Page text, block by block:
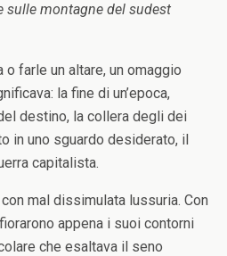
sulle montagne del sudest
farle un altare, un omaggio
la fine di un’epoca,
destino, la collera degli dei
in uno sguardo desiderato, il
capitalista.
mal dissimulata lussuria. Con
appena i suoi contorni
che esaltava il seno